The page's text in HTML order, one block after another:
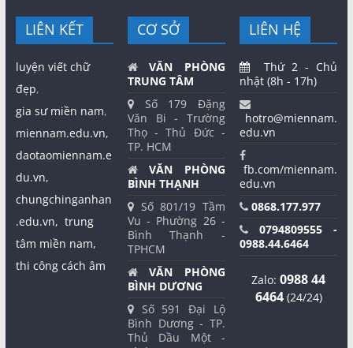
LIÊN KẾT
luyện viết chữ
đẹp,
gia sư miền nam,
miennam.edu.vn,
daotaomiennam.e
du.vn,
chungchinganhan
.edu.vn, trung
tâm miền nam,
thi công cách âm
CƠ SỞ
VĂN PHÒNG
TRUNG TÂM
Số 179 Đặng
Văn Bi - Trường
Thọ - Thủ Đức -
TP. HCM
VĂN PHÒNG
BÌNH THẠNH
Số 801/19 Tầm
Vu - Phường 26 -
Bình Thạnh -
TPHCM
VĂN PHÒNG
BÌNH DƯƠNG
Số 591 Đại Lộ
Bình Dương - TP.
Thủ Dầu Một -
LIÊN HỆ
Thứ 2 - Chủ
nhật (8h - 17h)
hotro@miennam.
edu.vn
fb.com/miennam.
edu.vn
0868.177.977
0794809555 -
0988.44.6464
Zalo:0988 44
6464(24/24)